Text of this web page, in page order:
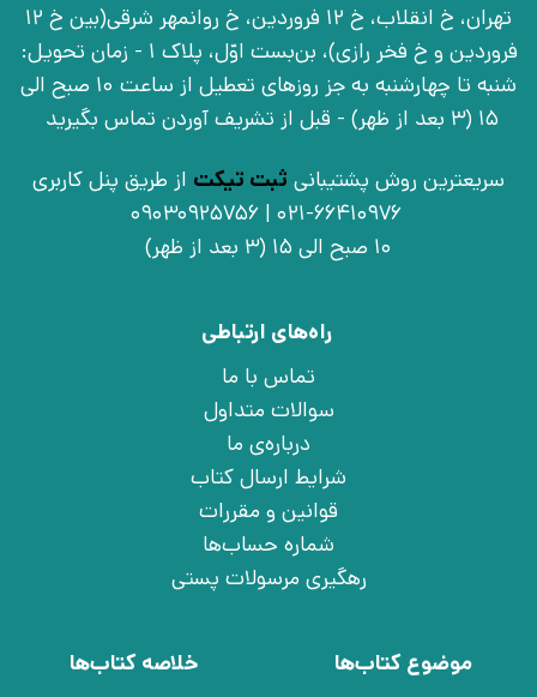
تهران، خ انقلاب، خ 12 فروردین، خ روانمهر شرقی(بین خ 12
فروردین و خ فخر رازی)، بن‌بست اوّل، پلاک 1 - زمان تحویل:
شنبه تا چهارشنبه به جز روزهای تعطیل از ساعت 10 صبح الی
15 (3 بعد از ظهر) - قبل از تشریف آوردن تماس بگیرید
سریعترین روش پشتیبانی ثبت تیکت از طریق پنل کاربری
021-66410976 | 09030925756
10 صبح الی 15 (3 بعد از ظهر)
راه‌های ارتباطی
تماس با ما
سوالات متداول
درباره‌ی ما
شرایط ارسال کتاب
قوانین و مقررات
شماره حساب‌ها
رهگیری مرسولات پستی
موضوع کتاب‌ها
خلاصه کتاب‌ها